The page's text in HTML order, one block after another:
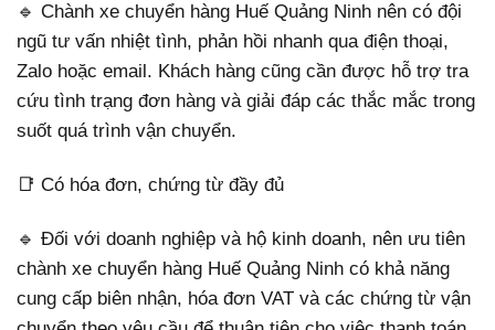
🔹 Chành xe chuyển hàng Huế Quảng Ninh nên có đội
ngũ tư vấn nhiệt tình, phản hồi nhanh qua điện thoại,
Zalo hoặc email. Khách hàng cũng cần được hỗ trợ tra
cứu tình trạng đơn hàng và giải đáp các thắc mắc trong
suốt quá trình vận chuyển.
📑 Có hóa đơn, chứng từ đầy đủ
🔹 Đối với doanh nghiệp và hộ kinh doanh, nên ưu tiên
chành xe chuyển hàng Huế Quảng Ninh có khả năng
cung cấp biên nhận, hóa đơn VAT và các chứng từ vận